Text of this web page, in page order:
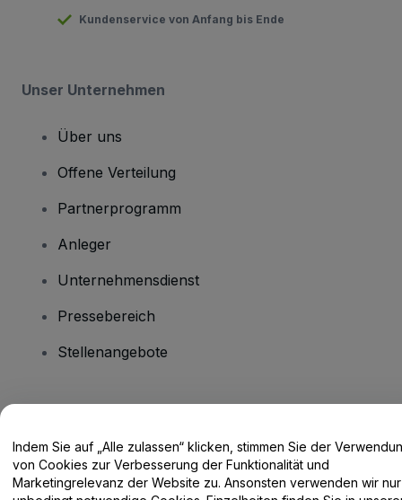
Kundenservice von Anfang bis Ende
Unser Unternehmen
Über uns
Offene Verteilung
Partnerprogramm
Anleger
Unternehmensdienst
Pressebereich
Stellenangebote
Hilfe-Center / Kontakt
Indem Sie auf „Alle zulassen“ klicken, stimmen Sie der
von Cookies zur Verbesserung der Funktionalität und
Marketingrelevanz der Website zu. Ansonsten verwenden wir nur